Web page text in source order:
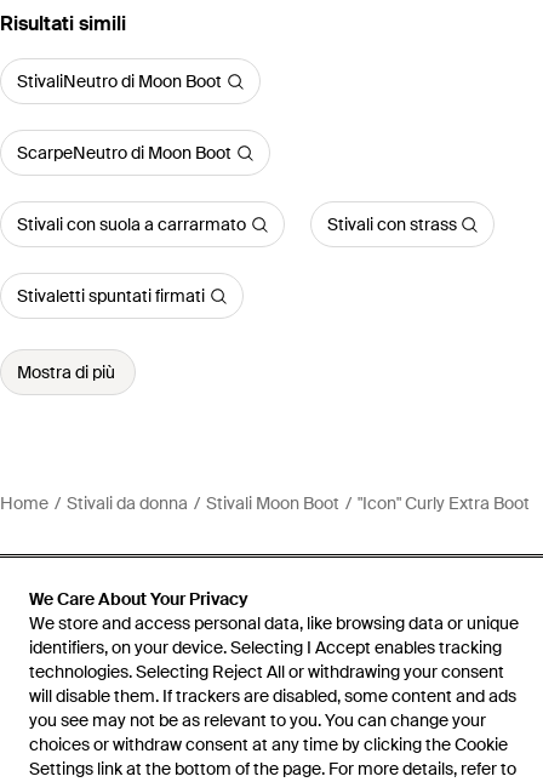
We Care About Your Privacy
We store and access personal data, like browsing data or unique
identifiers, on your device. Selecting I Accept enables tracking
technologies. Selecting Reject All or withdrawing your consent
will disable them. If trackers are disabled, some content and ads
you see may not be as relevant to you. You can change your
choices or withdraw consent at any time by clicking the Cookie
Settings link at the bottom of the page. For more details, refer to
Risultati simili
StivaliNeutro di Moon Boot
ScarpeNeutro di Moon Boot
Stivali con suola a carrarmato Stivali con strass
Stivaletti spuntati firmati
Mostra di più
Home Stivali da donna Stivali Moon Boot "Icon" Curly Extra Boot
Assistenza e info